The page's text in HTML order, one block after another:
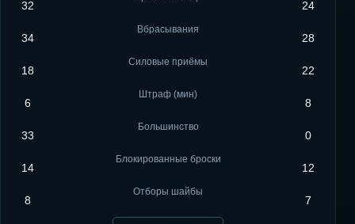
32 24
34
Вбрасывания
28
18
Силовые приёмы
22
6
Штраф (мин)
8
33
Большинство
0
14
Блокированные броски
12
8
Отборы шайбы
7